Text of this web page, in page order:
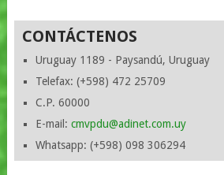
CONTÁCTENOS
Uruguay 1189 - Paysandú, Uruguay
Telefax: (+598) 472 25709
C.P. 60000
E-mail: cmvpdu@adinet.com.uy
Whatsapp: (+598) 098 306294